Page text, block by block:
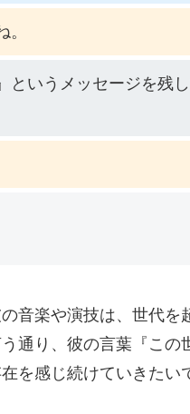
いうメッセージを残
音楽や演技は、世代
通り、彼の言葉『こ
を感じ続けていきたい